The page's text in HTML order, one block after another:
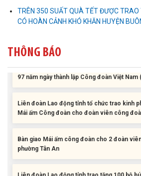
TRÊN 350 SUẤT QUÀ TẾT ĐƯỢC TRAO
CÓ HOÀN CẢNH KHÓ KHĂN HUYỆN
THÔNG BÁO
ĐỜI ĐỜI GHI NHỚ CÔNG ƠN CÁC ANH
Công đoàn phường Tuy Hòa tổ chức chuỗi
Mái ấm Công đoàn cho đoàn viên công
phường Tân An
cho con đoàn viên, người lao động khó